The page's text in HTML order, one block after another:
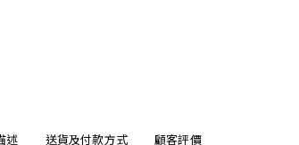
述 送貨及付款方式 顧客評價